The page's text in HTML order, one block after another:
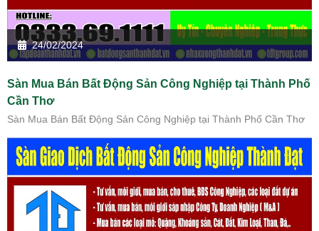
24/02/2024
Sàn Mua Bán Bất Động Sản Công Nghiệp tại Thành Phố
Cần Thơ
Sàn Mua Bán Bất Động Sản Công Nghiệp tại Thành Phố Cần Thơ